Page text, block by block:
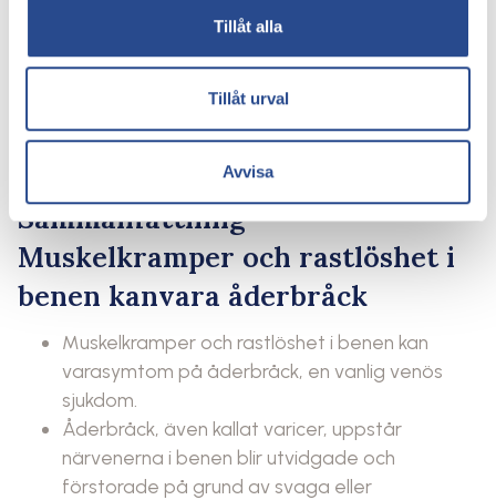
Tillåt alla
Tillåt urval
Avvisa
Dessa behandlingar kan användas ensamma elleri
kombination beroende på svårighetsgraden av
åderbråcken och patientensspecifika behov. Det är
viktigt att diskutera olika alternativ med
enkvalificerad läkare för att hitta den mest lämpliga
Sammanfattning –
Muskelkramper och rastlöshet i
benen kanvara åderbråck
Muskelkramper och rastlöshet i benen kan
varasymtom på åderbråck, en vanlig venös
sjukdom.
Åderbråck, även kallat varicer, uppstår
närvenerna i benen blir utvidgade och
förstorade på grund av svaga eller